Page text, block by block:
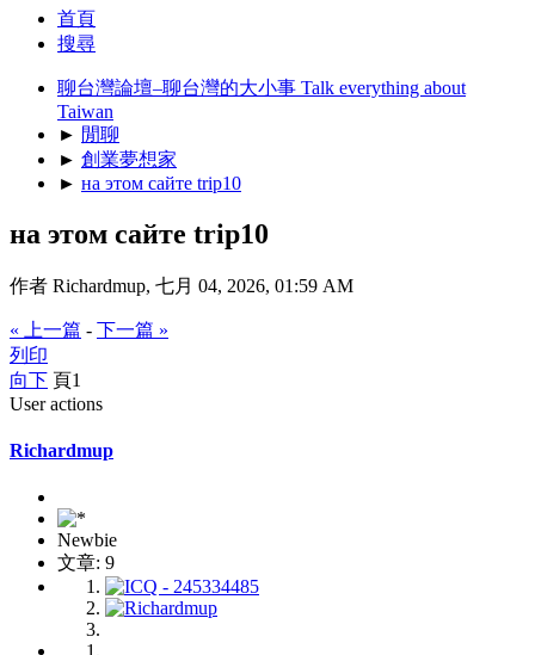
首頁
搜尋
聊台灣論壇–聊台灣的大小事 Talk everything about
Taiwan
► 閒聊
► 創業夢想家
► на этом сайте trip10
на этом сайте trip10
作者 Richardmup, 七月 04, 2026, 01:59 AM
« 上一篇 - 下一篇 »
列印
向下 頁1
User actions
Richardmup
Newbie
文章: 9